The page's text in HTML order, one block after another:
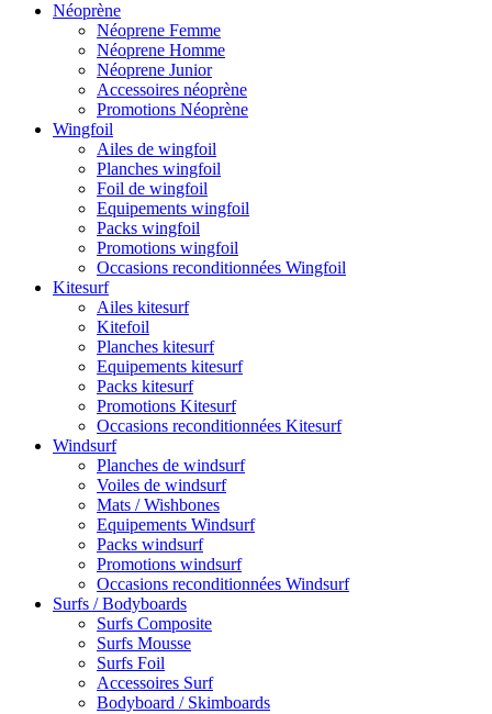
Néoprène
Néoprene Femme
Néoprene Homme
Néoprene Junior
Accessoires néoprène
Promotions Néoprène
Wingfoil
Ailes de wingfoil
Planches wingfoil
Foil de wingfoil
Equipements wingfoil
Packs wingfoil
Promotions wingfoil
Occasions reconditionnées Wingfoil
Kitesurf
Ailes kitesurf
Kitefoil
Planches kitesurf
Equipements kitesurf
Packs kitesurf
Promotions Kitesurf
Occasions reconditionnées Kitesurf
Windsurf
Planches de windsurf
Voiles de windsurf
Mats / Wishbones
Equipements Windsurf
Packs windsurf
Promotions windsurf
Occasions reconditionnées Windsurf
Surfs / Bodyboards
Surfs Composite
Surfs Mousse
Surfs Foil
Accessoires Surf
Bodyboard / Skimboards